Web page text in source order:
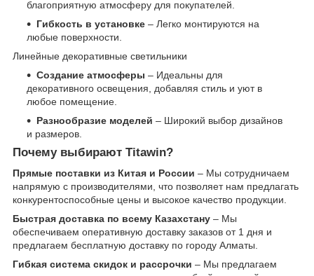
благоприятную атмосферу для покупателей.
Гибкость в установке – Легко монтируются на
любые поверхности.
Линейные декоративные светильники
Создание атмосферы – Идеальны для
декоративного освещения, добавляя стиль и уют в
любое помещение.
Разнообразие моделей – Широкий выбор дизайнов
и размеров.
Почему выбирают Titawin?
Прямые поставки из Китая и России – Мы сотрудничаем
напрямую с производителями, что позволяет нам предлагать
конкурентоспособные цены и высокое качество продукции.
Быстрая доставка по всему Казахстану – Мы
обеспечиваем оперативную доставку заказов от 1 дня и
предлагаем бесплатную доставку по городу Алматы.
Гибкая система скидок и рассрочки – Мы предлагаем